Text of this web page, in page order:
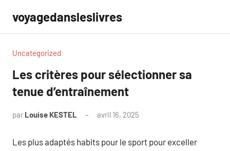
contenu
voyagedansleslivres
Uncategorized
Les critères pour sélectionner sa
tenue d’entraînement
par Louise KESTEL avril 16, 2025
Les plus adaptés habits pour le sport pour exceller